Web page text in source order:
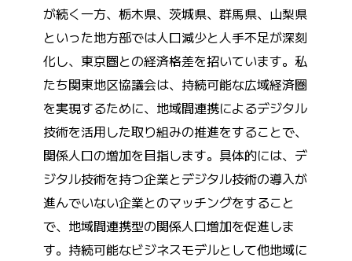
が続く一方、栃木県、茨城県、群馬県、山梨県
といった地方部では人口減少と人手不足が深刻
化し、東京圏との経済格差を招いています。私
たち関東地区協議会は、持続可能な広域経済圏
を実現するために、地域間連携によるデジタル
技術を活用した取り組みの推進をすることで、
関係人口の増加を目指します。具体的には、デ
ジタル技術を持つ企業とデジタル技術の導入が
進んでいない企業とのマッチングをすること
で、地域間連携型の関係人口増加を促進しま
す。持続可能なビジネスモデルとして他地域に